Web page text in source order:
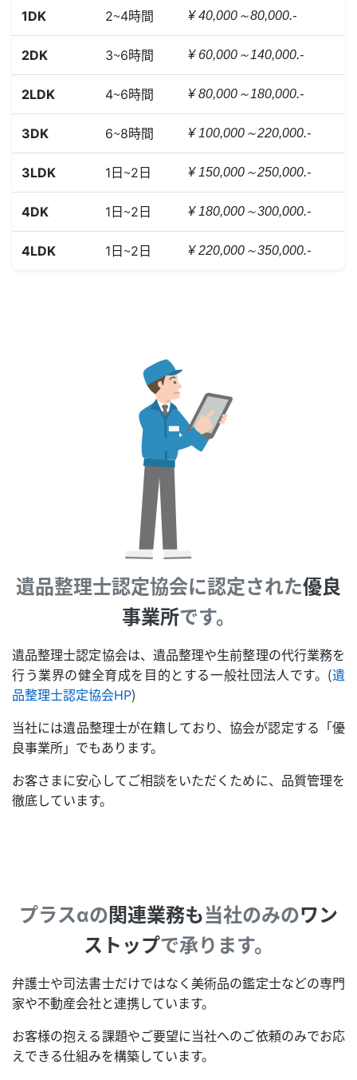
1DK 2～4時間 ¥ 40,000～80,000.-
2DK 3～6時間 ¥ 60,000～140,000.-
2LDK 4～6時間 ¥ 80,000～180,000.-
3DK 6～8時間 ¥ 100,000～220,000.-
3LDK 1日～2日 ¥ 150,000～250,000.-
4DK 1日～2日 ¥ 180,000～300,000.-
4LDK 1日～2日 ¥ 220,000～350,000.-
遺品整理士認定協会に認定された優良
事業所です。
遺品整理士認定協会は、遺品整理や生前整理の代行業務を
行う業界の健全育成を目的とする一般社団法人です。（遺
品整理士認定協会HP）
当社には遺品整理士が在籍しており、協会が認定する「優
良事業所」でもあります。
お客さまに安心してご相談をいただくために、品質管理を
徹底しています。
プラスαの関連業務も当社のみのワン
ストップで承ります。
弁護士や司法書士だけではなく美術品の鑑定士などの専門
家や不動産会社と連携しています。
お客様の抱える課題やご要望に当社へのご依頼のみでお応
えできる仕組みを構築しています。